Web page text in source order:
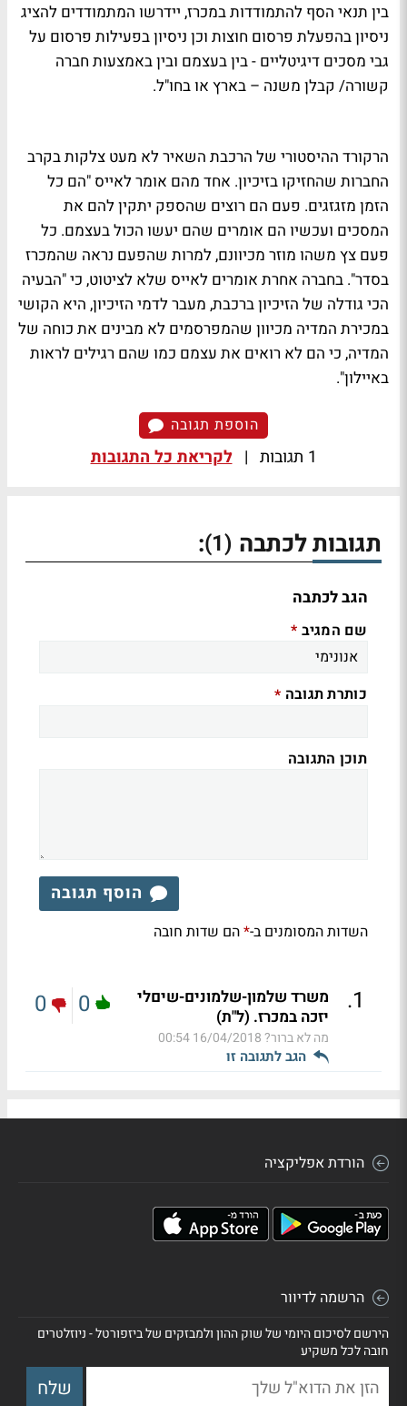
בין תנאי הסף להתמודדות במכרז, יידרשו המתמודדים להציג
ניסיון בהפעלת פרסום חוצות וכן ניסיון בפעילות פרסום על
גבי מסכים דיגיטליים - בין בעצמם ובין באמצעות חברה
קשורה/ קבלן משנה – בארץ או בחו"ל.
הרקורד ההיסטורי של הרכבת השאיר לא מעט צלקות בקרב
החברות שהחזיקו בזיכיון. אחד מהם אומר לאייס "הם כל
הזמן מזגזגים. פעם הם רוצים שהספק יתקין להם את
המסכים ועכשיו הם אומרים שהם יעשו הכול בעצמם. כל
פעם צץ משהו מוזר מכיוונם, למרות שהפעם נראה שהמכרז
בסדר". בחברה אחרת אומרים לאייס שלא לציטוט, כי "הבעיה
הכי גודלה של הזיכיון ברכבת, מעבר לדמי הזיכיון, היא הקושי
במכירת המדיה מכיוון שהמפרסמים לא מבינים את כוחה של
המדיה, כי הם לא רואים את עצמם כמו שהם רגילים לראות
באיילון".
הוספת תגובה
1 תגובות | לקריאת כל התגובות
תגובות לכתבה (1)
:
הגב לכתבה
שם המגיב *
כותרת תגובה *
תוכן התגובה
הוסף תגובה
השדות המסומנים ב-*הם שדות חובה
1
.
משרד שלמון-שלמונים-שיםלי
יזכה במכרז. (ל"ת)
מה לא ברור?16/04/2018 00:54
הגב לתגובה זו
0
0
הורדת אפליקציה
הרשמה לדיוור
הירשם לסיכום היומי של שוק ההון ולמבזקים של ביזפורטל - ניוזלטרים
חובה לכל משקיע